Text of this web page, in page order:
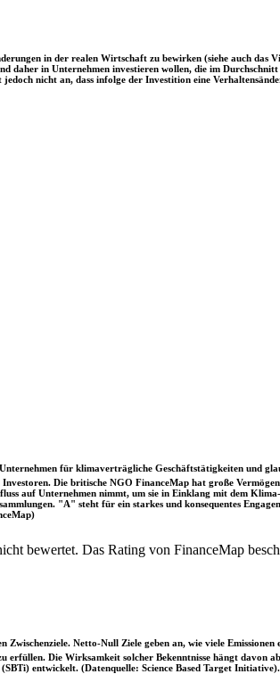
in der realen Wirtschaft zu bewirken (siehe auch das
in Unternehmen investieren wollen, die im
nicht an, dass infolge der Investition eine
für klimaverträgliche Geschäftstätigkeiten und
Die britische NGO FinanceMap hat große
auf Unternehmen nimmt, um sie in Einklang mit dem
"A" steht für ein starkes und konsequentes
bewertet. Das Rating von FinanceMap
Netto-Null Ziele geben an, wie viele Emissionen
Die Wirksamkeit solcher Bekenntnisse hängt davon
entwickelt. (Datenquelle: Science Based Target Initiative).